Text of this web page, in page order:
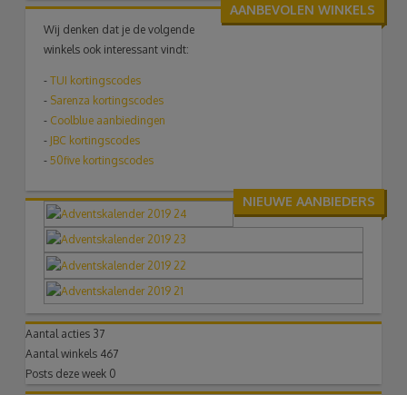
AANBEVOLEN WINKELS
Wij denken dat je de volgende
winkels ook interessant vindt:
-TUI kortingscodes
- Sarenza kortingscodes
- Coolblue aanbiedingen
- JBC kortingscodes
-50five kortingscodes
NIEUWE AANBIEDERS
Aantal acties 37
Aantal winkels 467
Posts deze week 0